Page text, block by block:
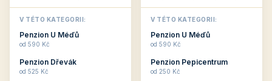
jsou pro Vás připraveny
objekty, které svojí
stavbou, polohou anebo
zaměřením nabízí
Romantické ...
V TÉTO KATEGORII:
Penzion U Méďů
od 590 Kč
Penzion Dřevák
od 525 Kč
jsou pro Vás připraveny
objekty, které jsou na
milovníky cykloturistiky
připraveny. Většinou mají
V TÉTO KATEGORII:
Penzion U Méďů
od 590 Kč
Penzion Pepicentrum
od 250 Kč